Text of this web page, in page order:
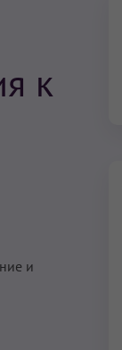
к
и